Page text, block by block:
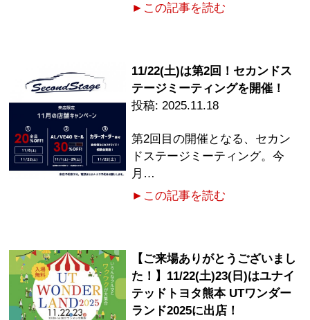
►この記事を読む
11/22(土)は第2回！セカンドス
テージミーティングを開催！
2025.11.18
第2回目の開催となる、セカン
ドステージミーティング。今
月…
►この記事を読む
【ご来場ありがとうございまし
た！】11/22(土)23(日)はユナイ
テッドトヨタ熊本 UTワンダー
ランド2025に出店！